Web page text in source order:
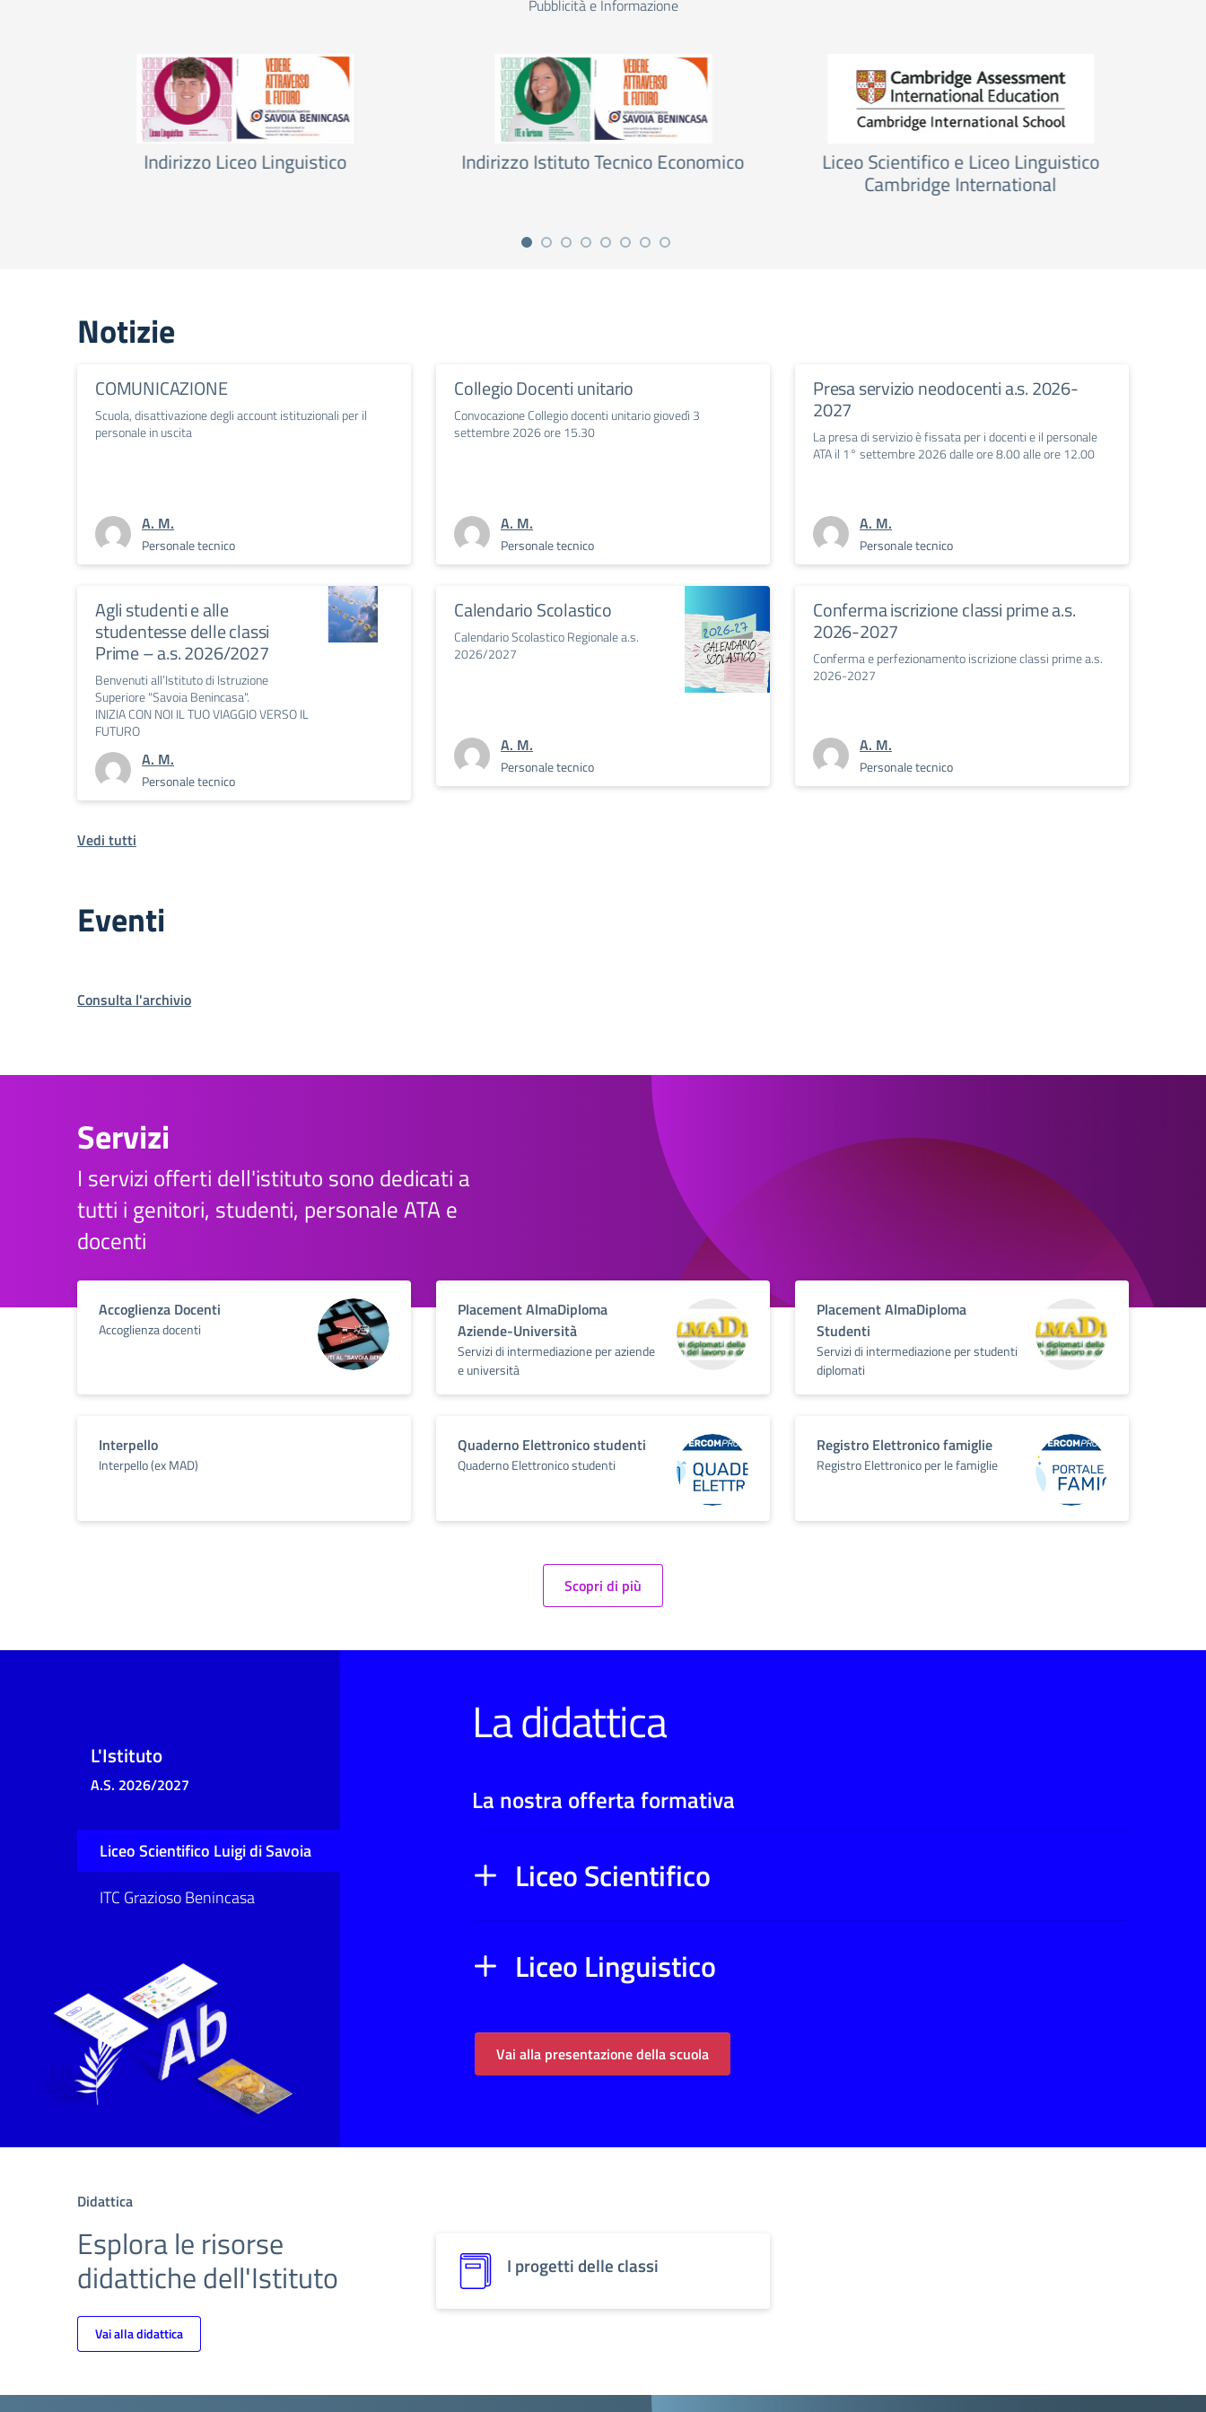
Pubblicità e Informazione
Indirizzo Istituto Tecnico Economico Liceo Scientifico e Liceo Linguistico
Notizie
COMUNICAZIONE
Scuola, disattivazione degli account istituzionali per il
personale in uscita
A. M.
Personale tecnico
Collegio Docenti unitario
Convocazione Collegio docenti unitario giovedì 3
settembre 2026 ore 15.30
A. M.
Personale tecnico
Presa servizio neodocenti a.s. 2026-
2027
La presa di servizio è fissata per i docenti e il personale
ATA il 1° settembre 2026 dalle ore 8.00 alle ore 12.00
A. M.
Personale tecnico
Agli studenti e alle
studentesse delle classi
Prime – a.s. 2026/2027
Benvenuti all’Istituto di Istruzione
Superiore "Savoia Benincasa".
INIZIA CON NOI IL TUO VIAGGIO VERSO IL
FUTURO
A. M.
Personale tecnico
Calendario Scolastico
Calendario Scolastico Regionale a.s.
2026/2027
A. M.
Personale tecnico
Conferma iscrizione classi prime a.s.
2026-2027
Conferma e perfezionamento iscrizione classi prime a.s.
2026-2027
A. M.
Personale tecnico
Vedi tutti
Eventi
Consulta l'archivio
Servizi
I servizi offerti dell'istituto sono dedicati a
tutti i genitori, studenti, personale ATA e
docenti
Accoglienza Docenti
Accoglienza docenti
Placement AlmaDiploma
Aziende-Università
Servizi di intermediazione per aziende
e università
Placement AlmaDiploma
Studenti
Servizi di intermediazione per studenti
diplomati
Interpello
Interpello (ex MAD)
Quaderno Elettronico studenti
Quaderno Elettronico studenti
Registro Elettronico famiglie
Registro Elettronico per le famiglie
Scopri di più
La didattica
La nostra offerta formativa
L'Istituto
A.S. 2026/2027
Liceo Scientifico Luigi di Savoia
ITC Grazioso Benincasa
Liceo Scientifico
Liceo Linguistico
Vai alla presentazione della scuola
Didattica
Esplora le risorse
didattiche dell'Istituto
Vai alla didattica
I progetti delle classi